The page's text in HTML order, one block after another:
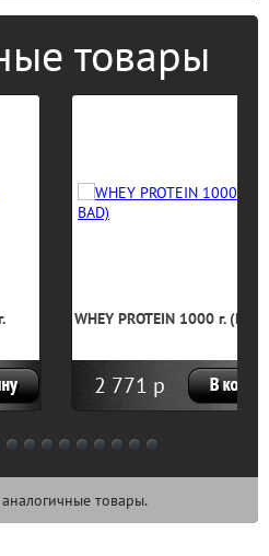
товары
WHEY PROTEIN 1000 г. (NOT
2 771 р
11 12 13 14 15 16 17 18 19
товары.